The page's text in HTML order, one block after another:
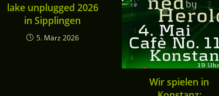
lake unplugged 2026
in Sipplingen
5. März 2026
Wir spielen in